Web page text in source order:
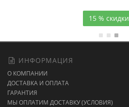
15 % скидки
ИНФОРМАЦИЯ
О КОМПАНИИ
ДОСТАВКА И ОПЛАТА
ГАРАНТИЯ
МЫ ОПЛАТИМ ДОСТАВКУ (УСЛОВИЯ)